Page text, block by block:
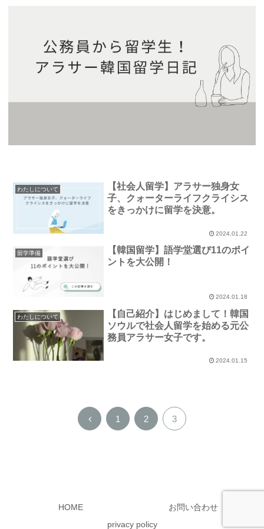
わたしについて
【社会人留学】アラサー独身女
子、クォーターライフクライシス
をきっかけに留学を決意。
2024.01.22
留学準備
【韓国留学】語学堂選び11のポイ
ントを大公開！
2024.01.18
わたしについて
【自己紹介】はじめまして！韓国
ソウルで社会人留学を始める元公
務員アラサー女子です。
2024.01.15
前 1 2 3
HOME
お問い合わせ
privacy policy